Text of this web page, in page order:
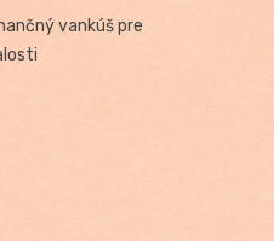
vankúš pre